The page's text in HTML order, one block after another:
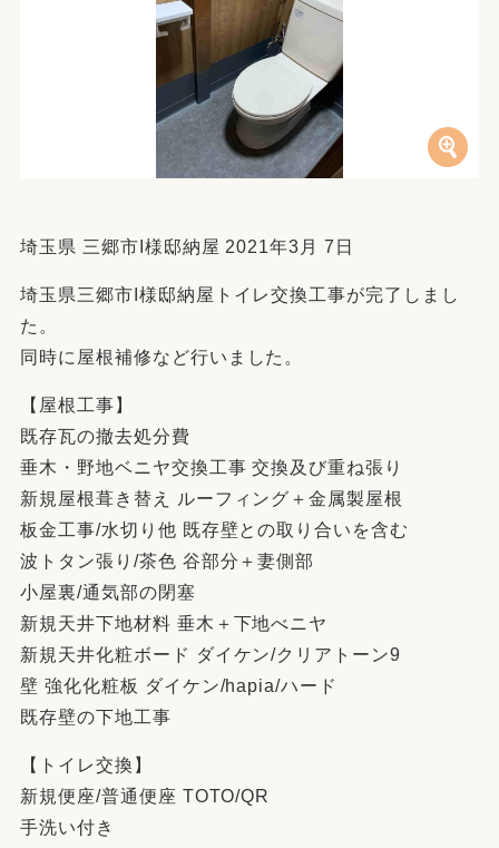
埼玉県 三郷市I様邸納屋 2021年3月 7日
埼玉県三郷市I様邸納屋トイレ交換工事が完了しまし
た。
同時に屋根補修など行いました。
【屋根工事】
既存瓦の撤去処分費
垂木・野地ベニヤ交換工事 交換及び重ね張り
新規屋根葺き替え ルーフィング＋金属製屋根
板金工事/水切り他 既存壁との取り合いを含む
波トタン張り/茶色 谷部分＋妻側部
小屋裏/通気部の閉塞
新規天井下地材料 垂木＋下地べニヤ
新規天井化粧ボード ダイケン/クリアトーン9
壁 強化化粧板 ダイケン/hapia/ハード
既存壁の下地工事
【トイレ交換】
新規便座/普通便座 TOTO/QR
手洗い付き